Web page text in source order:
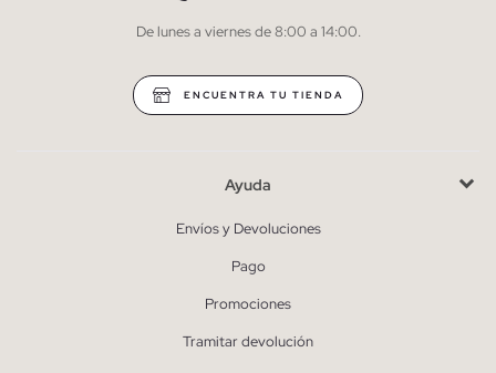
* Puedes cancelar la suscripción en cualquier momento.
De lunes a viernes de 8:00 a 14:00.
ENCUENTRA TU TIENDA
Ayuda
Envíos y Devoluciones
Pago
Promociones
Tramitar devolución